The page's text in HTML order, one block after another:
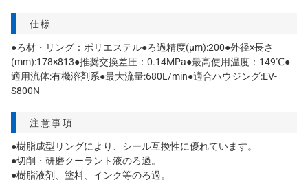
仕様
●ろ材・リング：ポリエステル●ろ過精度(μm):200●外径×長さ
(mm):178×813●推奨交換差圧：0.14MPa●最高使用温度：149℃●
適用流体:有機溶剤系●最大流量:680L/min●適合ハウジング:EV-
S800N
注意事項
●樹脂成型リングにより、シール互換性に優れています。
●切削・研磨クーラント液のろ過。
●樹脂液剤、塗料、インク等のろ過。